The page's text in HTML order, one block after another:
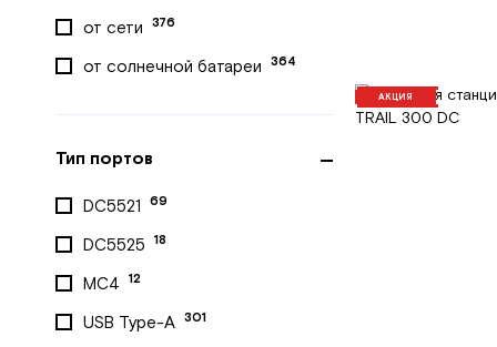
от сети 376
от солнечной батареи 364
Тип портов
DC5521 69
DC5525 18
MC4 12
USB Type-A 301
АКЦИЯ